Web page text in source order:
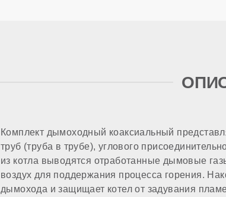
Комплект дымоходный коаксиальный
труб (труба в трубе), углового
из котла выводятся отработанные дымовые
воздух для поддержания процесса горения.
дымохода и защищает котел от задувания